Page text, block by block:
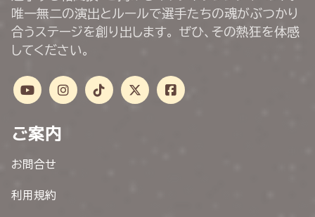
唯一無二の演出とルールで選手たちの魂がぶつかり
合うステージを創り出します。 ぜひ、その熱狂を体感
してください。
ご案内
お問合せ
利用規約